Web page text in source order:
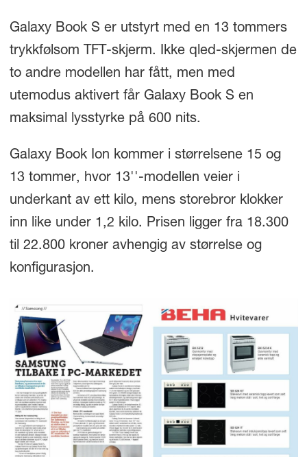
Galaxy Book S er utstyrt med en 13 tommers
trykkfølsom TFT-skjerm. Ikke qled-skjermen de
to andre modellen har fått, men med
utemodus aktivert får Galaxy Book S en
maksimal lysstyrke på 600 nits.
Galaxy Book Ion kommer i størrelsene 15 og
13 tommer, hvor 13''-modellen veier i
underkant av ett kilo, mens storebror klokker
inn like under 1,2 kilo. Prisen ligger fra 18.300
til 22.800 kroner avhengig av størrelse og
konfigurasjon.